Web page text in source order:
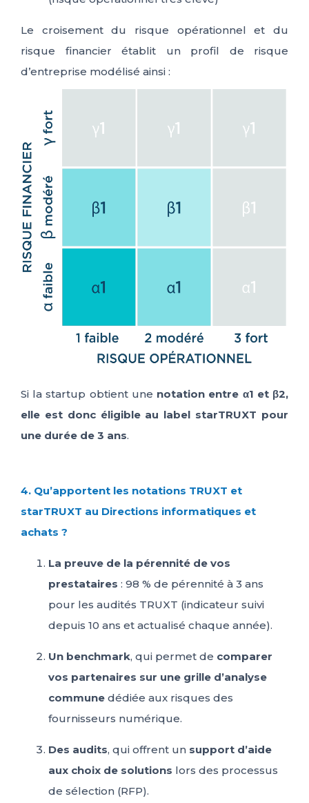
Le croisement du risque opérationnel et du
risque financier établit un profil de risque
d’entreprise modélisé ainsi :
Si la startup obtient une notation entre α1 et β2,
elle est donc éligible au label starTRUXT pour
une durée de 3 ans.
4. Qu’apportent les notations TRUXT et
starTRUXT au Directions informatiques et
achats ?
La preuve de la pérennité de vos
prestataires : 98 % de pérennité à 3 ans
pour les audités TRUXT (indicateur suivi
depuis 10 ans et actualisé chaque année).
Un benchmark, qui permet de comparer
vos partenaires sur une grille d’analyse
commune dédiée aux risques des
fournisseurs numérique.
Des audits, qui offrent un support d’aide
aux choix de solutions lors des processus
de sélection (RFP).